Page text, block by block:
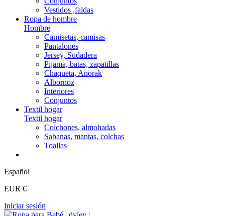
Vestidos ,faldas
Ropa de hombre
Hombre
Camisetas, camisas
Pantalones
Jersey, Sudadera
Pijama, batas, zapatillas
Chaqueta, Anorak
Albornoz
Interiores
Conjuntos
Textil hogar
Textil hogar
Colchones, almohadas
Sabanas, mantas, colchas
Toallas
Español
EUR €
Iniciar sesión